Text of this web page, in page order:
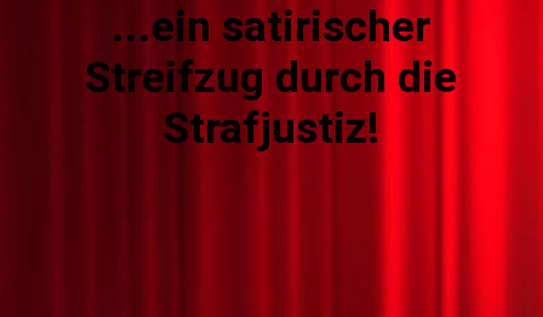
...ein satirischer
Streifzug durch die
Strafjustiz!